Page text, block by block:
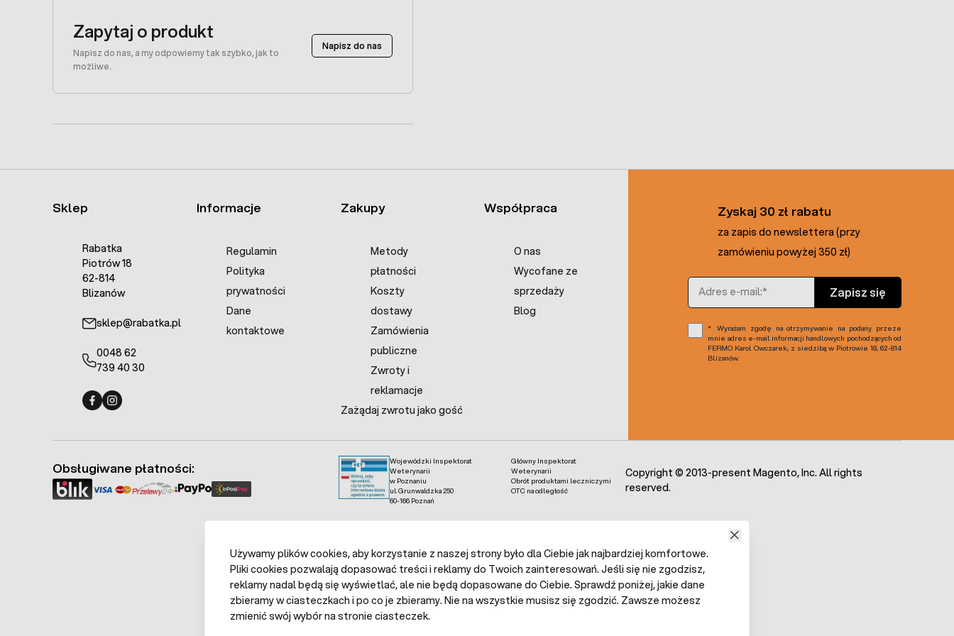
Zapytaj o produkt
Napisz do nas, a my odpowiemy tak szybko, jak to
możliwe.
Napisz do nas
Sklep
Rabatka
Piotrów 18
62-814
Blizanów
sklep@rabatka.pl
0048 62
739 40 30
Informacje
Regulamin
Polityka
prywatności
Dane
kontaktowe
Zakupy
Metody
płatności
Koszty
dostawy
Zamówienia
publiczne
Zwroty i
reklamacje
Zażądaj zwrotu jako gość
Współpraca
O nas
Wycofane ze
sprzedaży
Blog
Zyskaj 30 zł rabatu
za zapis do newslettera (przy
zamówieniu powyżej 350 zł)
Adres e-mail
Zapisz się
Wyrażam zgodę na otrzymywanie na podany przeze
mnie adres e-mail informacji handlowych pochodzących od
FERMO Karol Owczarek, z siedzibą w Piotrowie 18, 62-814
Blizanów.
Wojewódzki Inspektorat
Weterynarii
w Poznaniu
ul. Grunwaldzka 250
60-166 Poznań
Główny Inspektorat
Weterynarii
Obrót produktami leczniczymi
OTC na odległość
Obsługiwane płatności:
Copyright © 2013-present Magento, Inc. All rights
reserved.
Używamy plików cookies, aby korzystanie z naszej strony było dla Ciebie jak najbardziej komfortowe.
Pliki cookies pozwalają dopasować treści i reklamy do Twoich zainteresowań. Jeśli się nie zgodzisz,
reklamy nadal będą się wyświetlać, ale nie będą dopasowane do Ciebie. Sprawdź poniżej, jakie dane
zbieramy w ciasteczkach i po co je zbieramy. Nie na wszystkie musisz się zgodzić. Zawsze możesz
zmienić swój wybór na stronie ciasteczek.